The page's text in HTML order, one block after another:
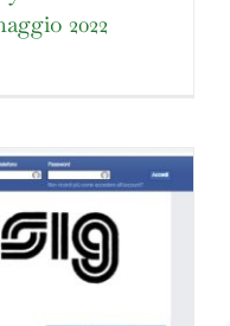
2022